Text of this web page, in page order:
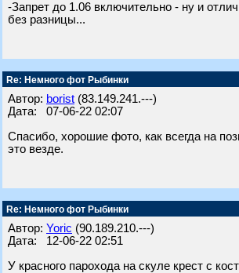
-Запрет до 1.06 включительно - ну и
без разницы...
Re: Немного фот Рыбинки
Автор: borist (83.149.241.---)
Дата: 07-06-22 02:07
Спасибо, хорошие фото, как всегда на
это везде.
Re: Немного фот Рыбинки
Автор: Yoric (90.189.210.---)
Дата: 12-06-22 02:51
У красного парохода на скуле крест с